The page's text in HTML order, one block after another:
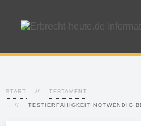
START TESTAMENT
TESTIERFÄHIGKEIT NOTWENDIG